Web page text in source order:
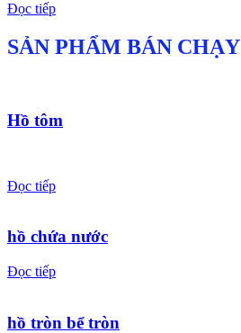
Đọc tiếp
SẢN PHẨM BÁN CHẠY
Hồ tôm
Đọc tiếp
hồ chứa nước
Đọc tiếp
hồ tròn bể tròn